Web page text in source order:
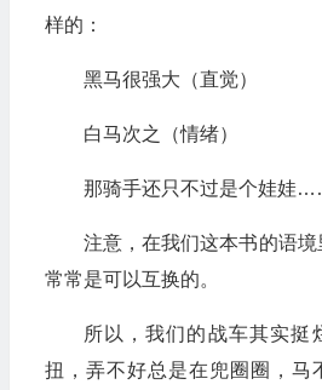
样的：
黑马很强大（直觉）
白马次之（情绪）
那骑手还只不过是个娃娃
注意，在我们这本书的语境
常常是可以互换的。
所以，我们的战车其实挺
扭，弄不好总是在兜圈圈，马